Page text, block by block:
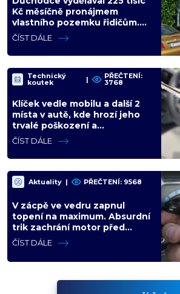
Kč měsíčně pronájmem
vlastního pozemku řidičům.
Teď ho kvůli tomu čeká soud
ČÍST DÁLE
Technický
koutek | PŘEČTENÍ:
3768
Klíček vedle mobilu a další 2
místa v autě, kde hrozí jeho
trvalé poškození a
znefunkčnění
ČÍST DÁLE
Aktuality | PŘEČTENÍ: 9568
V zácpě ve vedru zapnul
topení na maximum. Absurdní
trik zachrání motor před
opravou za desítky tisíc
ČÍST DÁLE